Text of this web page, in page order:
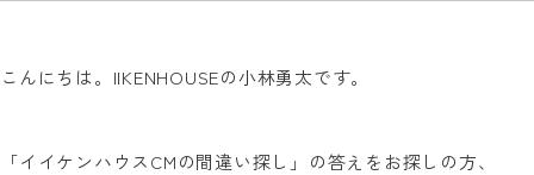
こんにちは。IIKENHOUSEの小林勇太です。
「イイケンハウスCMの間違い探し」の答えをお探しの方、